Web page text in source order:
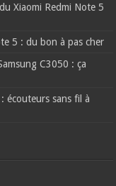
Xiaomi Redmi Note 5
5 : du bon à pas cher
C3050 : ça
écouteurs sans fil à